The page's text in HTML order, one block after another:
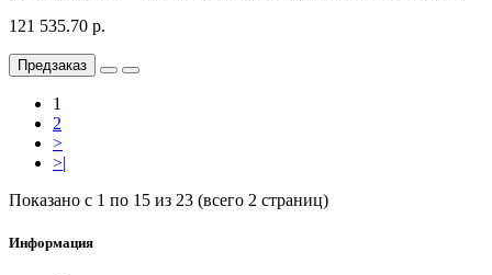
121 535.70 р.
Предзаказ
1
2
>
>|
Показано с 1 по 15 из 23 (всего 2 страниц)
Информация